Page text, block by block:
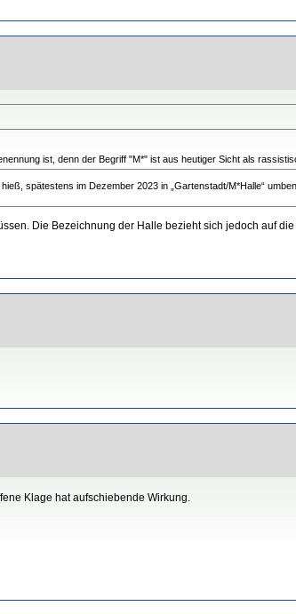
ist, denn der Begriff "M*" ist aus heutiger Sicht als
spätestens im Dezember 2023 in „Gartenstadt/M*Halle“
Die Bezeichnung der Halle bezieht sich jedoch auf
Klage hat aufschiebende Wirkung.